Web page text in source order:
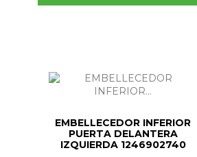
EMBELLECEDOR INFERIOR
PUERTA DELANTERA
IZQUIERDA 1246902740